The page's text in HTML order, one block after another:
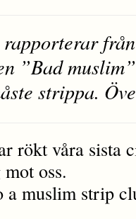
”Bad
strippa.
rökt våra sista
oss.
a muslim strip